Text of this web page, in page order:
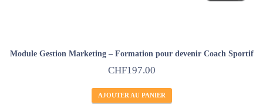
Module Gestion Marketing – Formation pour devenir Coach Sportif
CHF197.00
AJOUTER AU PANIER